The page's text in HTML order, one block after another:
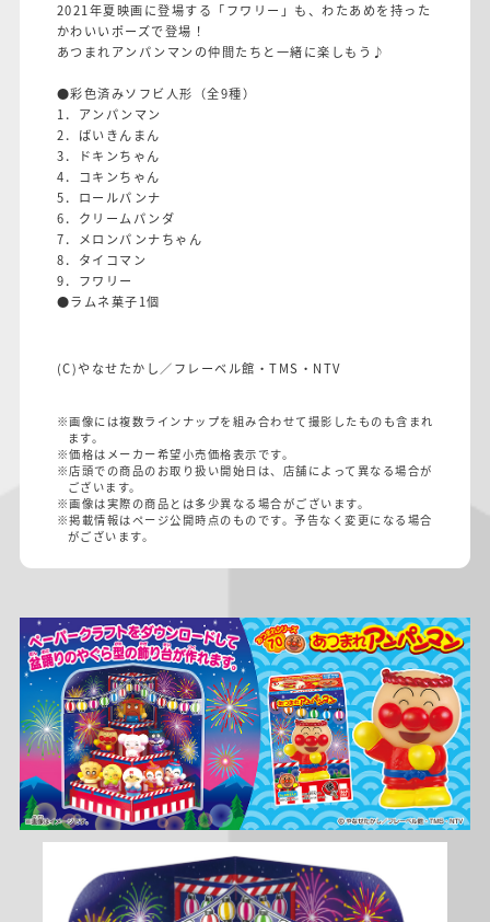
2021年夏映画に登場する「フワリー」も、わたあめを持った
かわいいポーズで登場！
あつまれアンパンマンの仲間たちと一緒に楽しもう♪
●彩色済みソフビ人形（全9種）
1．アンパンマン
2．ばいきんまん
3．ドキンちゃん
4．コキンちゃん
5．ロールパンナ
6．クリームパンダ
7．メロンパンナちゃん
8．タイコマン
9．フワリー
●ラムネ菓子1個
(C)やなせたかし／フレーベル館・TMS・NTV
※画像には複数ラインナップを組み合わせて撮影したものも含まれ
ます。
※価格はメーカー希望小売価格表示です。
※店頭での商品のお取り扱い開始日は、店舗によって異なる場合が
ございます。
※画像は実際の商品とは多少異なる場合がございます。
※掲載情報はページ公開時点のものです。予告なく変更になる場合
がございます。